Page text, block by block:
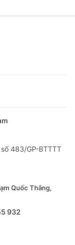
483/GP-BTTTT
Quốc Thắng,
932